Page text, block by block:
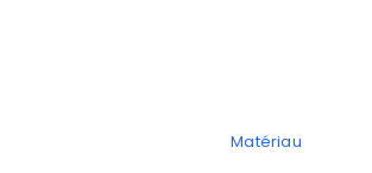
Matériau